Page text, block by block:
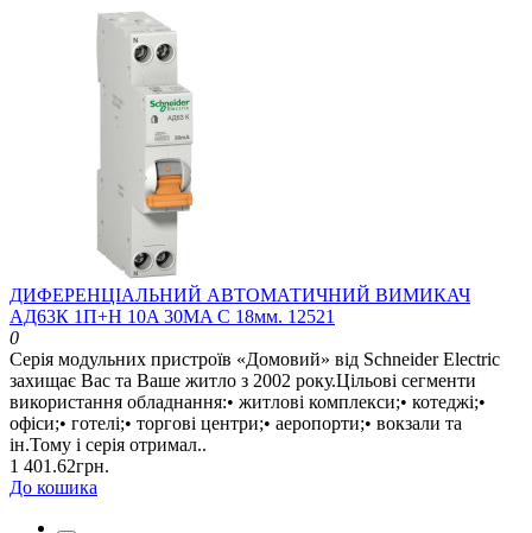
ДИФЕРЕНЦІАЛЬНИЙ АВТОМАТИЧНИЙ ВИМИКАЧ
АД63К 1П+Н 10A 30MA C 18мм. 12521
0
Серія модульних пристроїв «Домовий» від Schneider Electric
захищає Вас та Ваше житло з 2002 року.Цільові сегменти
використання обладнання:• житлові комплекси;• котеджі;•
офіси;• готелі;• торгові центри;• аеропорти;• вокзали та
ін.Тому і серія отримал..
1 401.62грн.
До кошика